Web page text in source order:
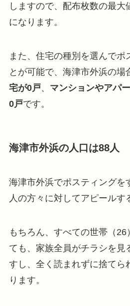
しますので、配布枚数の最大
になります。
また、住宅の種別を選んでポ
とが可能で、海津市外浜の場
宅が0戸、 マンションやアパ
0戸です。
海津市外浜の人口は88人
海津市外浜でポスティングを
人の方々に対してアピールす
もちろん、すべての世帯（26
ても、家族全員がチラシを見
すし、全く読まれずに捨てら
ります。